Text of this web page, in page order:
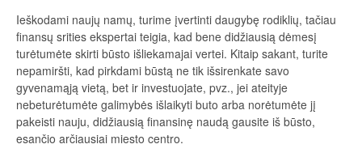
Ieškodami naujų namų, turime įvertinti daugybę rodiklių, tačiau
finansų srities ekspertai teigia, kad bene didžiausią dėmesį
turėtumėte skirti būsto išliekamajai vertei. Kitaip sakant, turite
nepamiršti, kad pirkdami būstą ne tik išsirenkate savo
gyvenamąją vietą, bet ir investuojate, pvz., jei ateityje
nebeturėtumėte galimybės išlaikyti buto arba norėtumėte jį
pakeisti nauju, didžiausią finansinę naudą gausite iš būsto,
esančio arčiausiai miesto centro.